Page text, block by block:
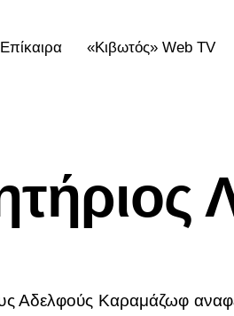
Επίκαιρα «Κιβωτός» Web TV
Αδελφούς Καραμάζωφ